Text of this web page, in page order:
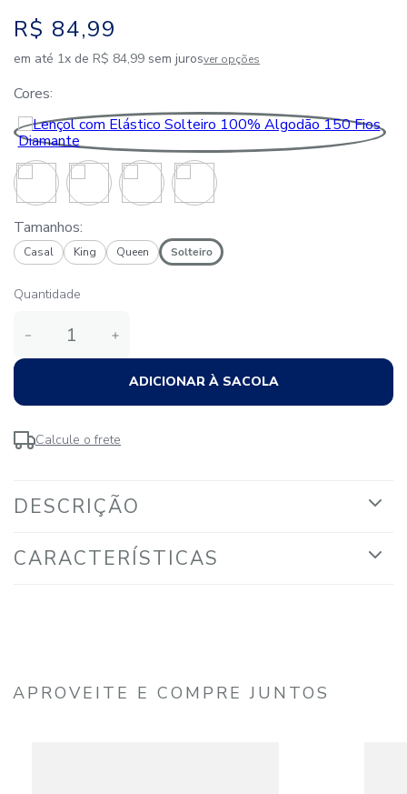
R$ 84,99
em até 1x de R$ 84,99 sem jurosver opções
Cores
Tamanhos:
Casal King Queen Solteiro
Quantidade
＋
－
ADICIONAR À SACOLA
Calcule o frete
DESCRIÇÃO
CARACTERÍSTICAS
APROVEITE E COMPRE JUNTOS